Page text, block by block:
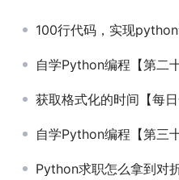
100行代码，实现
自学Python编程【第二
获取格式化的时间【每日
自学Python编程【第三
Python求职怎么拿到对